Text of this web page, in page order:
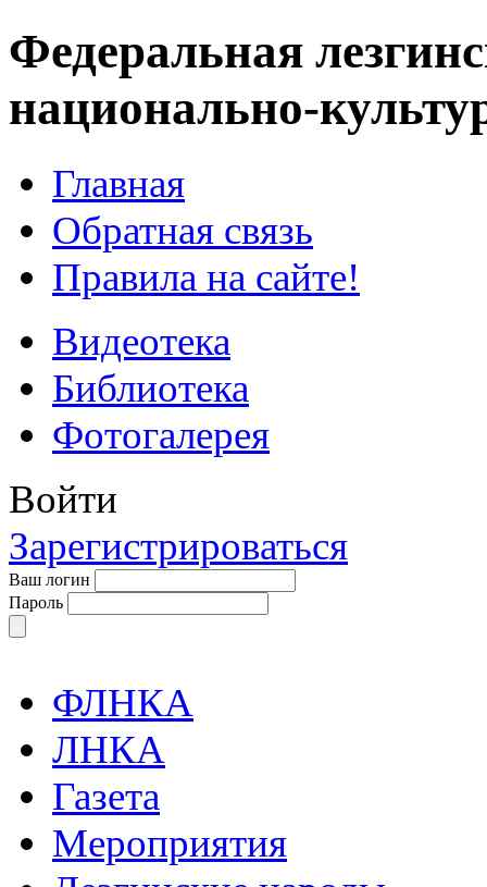
Федеральная
национально-
Главная
Обратная связь
Правила на сайте!
Видеотека
Библиотека
Фотогалерея
Войти
Зарегистрироваться
Ваш логин
Пароль
ФЛНКА
ЛНКА
Газета
Мероприятия